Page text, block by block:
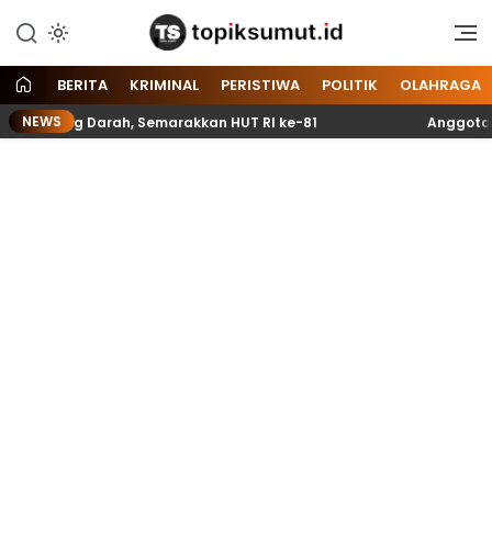
Topik Sumut
Memberitakan Seputar
dan Nasional
BERITA KRIMINAL PERISTIWA POLITIK OLAHRAGA
NEWS
Darah, Semarakkan HUT RI ke-81 Anggota